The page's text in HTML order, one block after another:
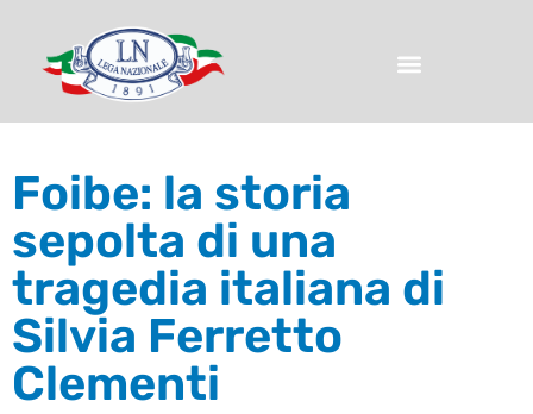
Foibe: la storia
sepolta di una
tragedia italiana di
Silvia Ferretto
Clementi